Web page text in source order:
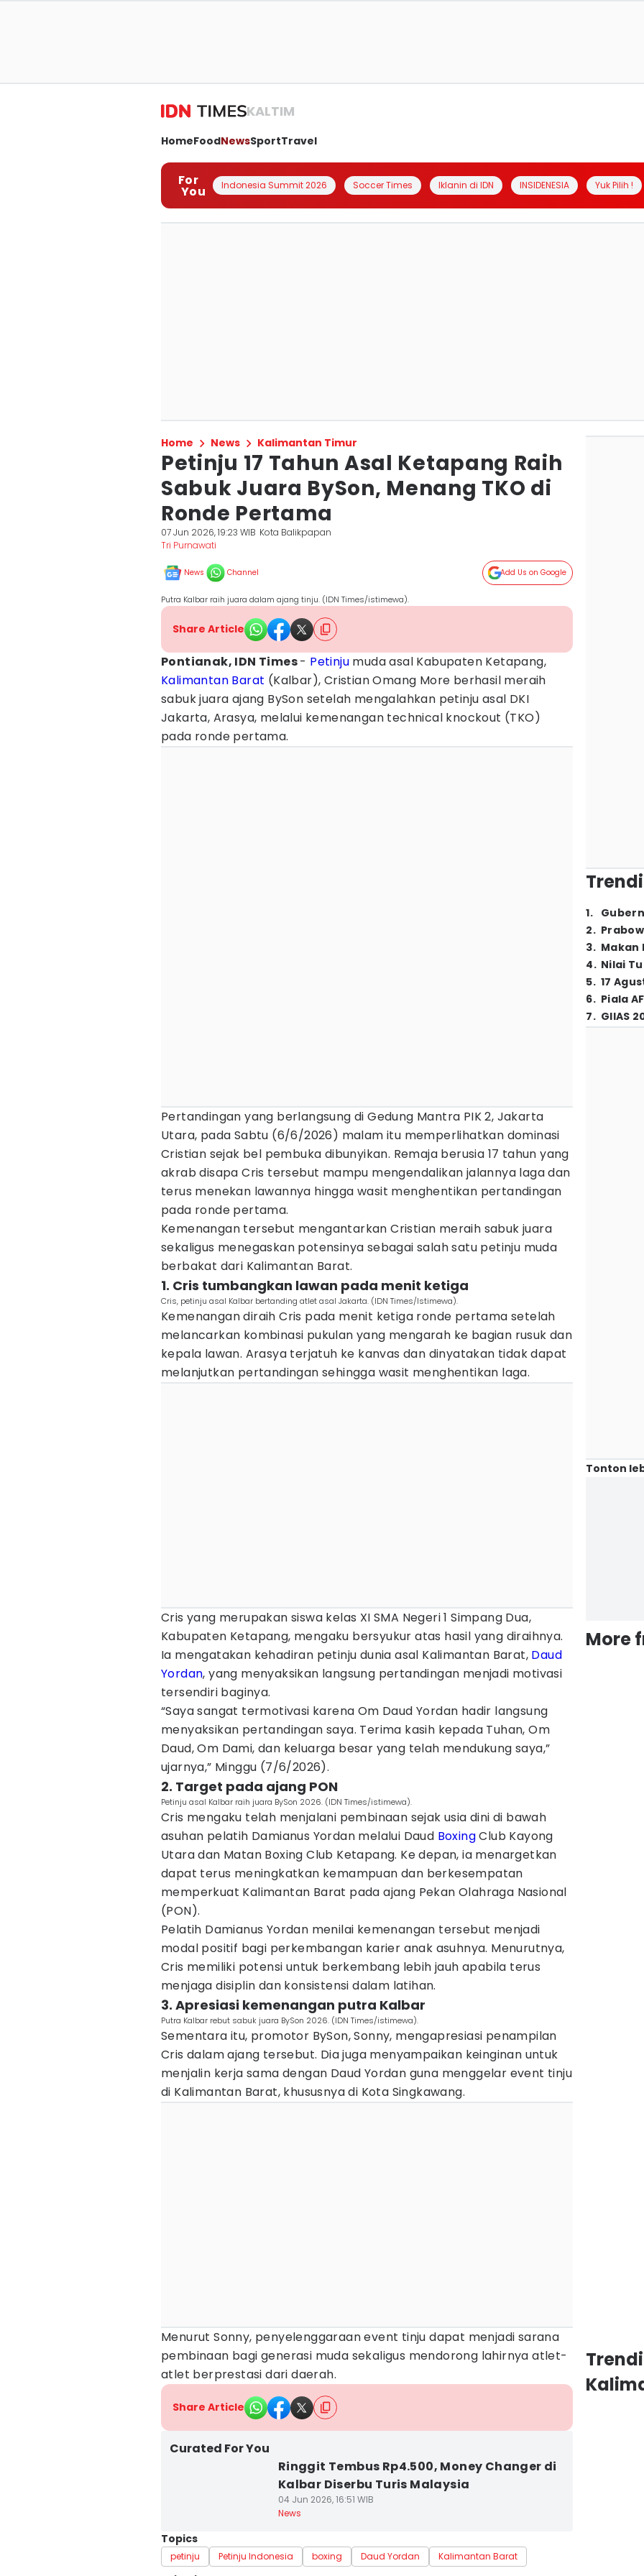
KALTIM
HomeFoodNewsSportTravel
For
You Indonesia Summit 2026 Soccer Times Iklanin di IDN INSIDENESIA Yuk Pilih !
Home News Kalimantan Timur
Petinju 17 Tahun Asal Ketapang Raih
Sabuk Juara BySon, Menang TKO di
Ronde Pertama
07 Jun 2026, 19:23 WIB Kota Balikpapan
Tri Purnawati
News Channel Add Us on Google
Putra Kalbar raih juara dalam ajang tinju. (IDN Times/istimewa).
Share Article
Pontianak, IDN Times- Petinju muda asal Kabupaten Ketapang,
Kalimantan Barat (Kalbar), Cristian Omang More berhasil meraih
sabuk juara ajang BySon setelah mengalahkan petinju asal DKI
Jakarta, Arasya, melalui kemenangan technical knockout (TKO)
pada ronde pertama.
Pertandingan yang berlangsung di Gedung Mantra PIK 2, Jakarta
Utara, pada Sabtu (6/6/2026) malam itu memperlihatkan dominasi
Cristian sejak bel pembuka dibunyikan. Remaja berusia 17 tahun yang
akrab disapa Cris tersebut mampu mengendalikan jalannya laga dan
terus menekan lawannya hingga wasit menghentikan pertandingan
pada ronde pertama.
Kemenangan tersebut mengantarkan Cristian meraih sabuk juara
sekaligus menegaskan potensinya sebagai salah satu petinju muda
berbakat dari Kalimantan Barat.
1. Cris tumbangkan lawan pada menit ketiga
Cris, petinju asal Kalbar bertanding atlet asal Jakarta. (IDN Times/Istimewa).
Kemenangan diraih Cris pada menit ketiga ronde pertama setelah
melancarkan kombinasi pukulan yang mengarah ke bagian rusuk dan
kepala lawan. Arasya terjatuh ke kanvas dan dinyatakan tidak dapat
melanjutkan pertandingan sehingga wasit menghentikan laga.
Cris yang merupakan siswa kelas XI SMA Negeri 1 Simpang Dua,
Kabupaten Ketapang, mengaku bersyukur atas hasil yang diraihnya.
Ia mengatakan kehadiran petinju dunia asal Kalimantan Barat, Daud
Yordan, yang menyaksikan langsung pertandingan menjadi motivasi
tersendiri baginya.
“Saya sangat termotivasi karena Om Daud Yordan hadir langsung
menyaksikan pertandingan saya. Terima kasih kepada Tuhan, Om
Daud, Om Dami, dan keluarga besar yang telah mendukung saya,”
ujarnya,” Minggu (7/6/2026).
2. Target pada ajang PON
Petinju asal Kalbar raih juara BySon 2026. (IDN Times/istimewa).
Cris mengaku telah menjalani pembinaan sejak usia dini di bawah
asuhan pelatih Damianus Yordan melalui Daud BoxingClub Kayong
Utara dan Matan Boxing Club Ketapang. Ke depan, ia menargetkan
dapat terus meningkatkan kemampuan dan berkesempatan
memperkuat Kalimantan Barat pada ajang Pekan Olahraga Nasional
(PON).
Pelatih Damianus Yordan menilai kemenangan tersebut menjadi
modal positif bagi perkembangan karier anak asuhnya. Menurutnya,
Cris memiliki potensi untuk berkembang lebih jauh apabila terus
menjaga disiplin dan konsistensi dalam latihan.
3. Apresiasi kemenangan putra Kalbar
Putra Kalbar rebut sabuk juara BySon 2026. (IDN Times/istimewa).
Sementara itu, promotor BySon, Sonny, mengapresiasi penampilan
Cris dalam ajang tersebut. Dia juga menyampaikan keinginan untuk
menjalin kerja sama dengan Daud Yordan guna menggelar event tinju
di Kalimantan Barat, khususnya di Kota Singkawang.
Menurut Sonny, penyelenggaraan event tinju dapat menjadi sarana
pembinaan bagi generasi muda sekaligus mendorong lahirnya atlet-
atlet berprestasi dari daerah.
Share Article
Curated For You
Ringgit Tembus Rp4.500, Money Changer di
Kalbar Diserbu Turis Malaysia
04 Jun 2026, 16:51 WIB
News
Topics
petinju Petinju Indonesia boxing Daud Yordan Kalimantan Barat
1.
2.
3. Makan
4. Nilai
5. 17
6. Piala
7. GIIAS
Tonton
More